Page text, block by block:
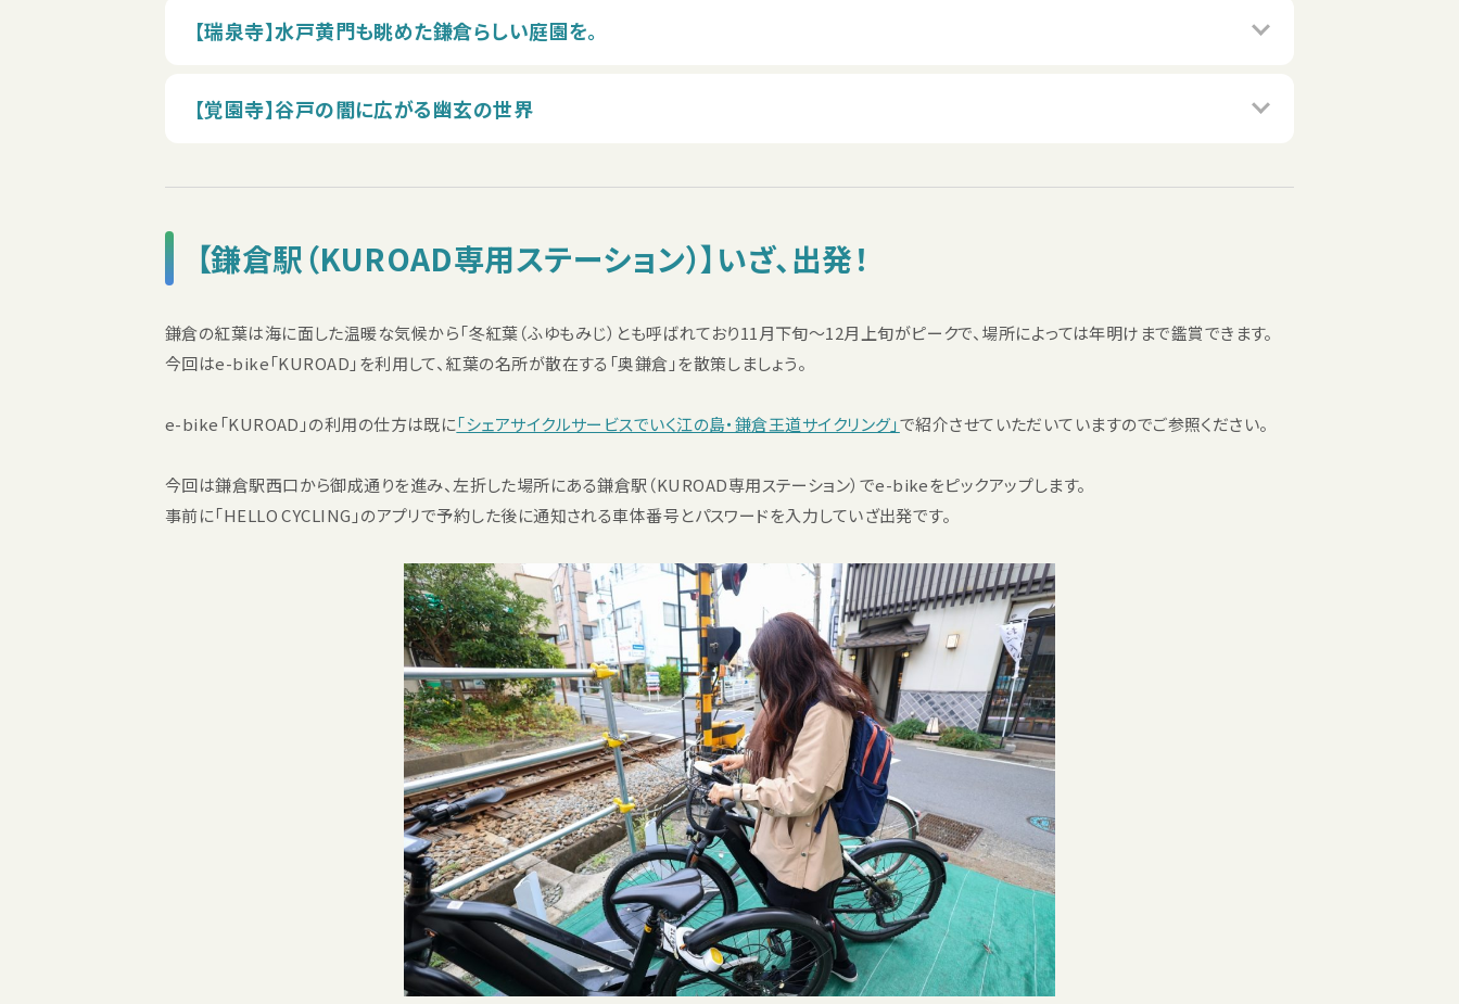
【瑞泉寺】水戸黄門も眺めた鎌倉らしい庭園を。
【覚園寺】谷戸の闇に広がる幽玄の世界
【鎌倉駅（KUROAD専用ステーション）】いざ、出発！
鎌倉の紅葉は海に面した温暖な気候から「冬紅葉（ふゆもみじ）とも呼ばれており11月下旬〜12月上旬がピークで、場所によっては年明けまで鑑賞できます。
今回はe-bike「KUROAD」を利用して、紅葉の名所が散在する「奥鎌倉」を散策しましょう。
e-bike「KUROAD」の利用の仕方は既に「シェアサイクルサービスでいく江の島・鎌倉王道サイクリング」で紹介させていただいていますのでご参照ください。
今回は鎌倉駅西口から御成通りを進み、左折した場所にある鎌倉駅（KUROAD専用ステーション）でe-bikeをピックアップします。
事前に「HELLO CYCLING」のアプリで予約した後に通知される車体番号とパスワードを入力していざ出発です。